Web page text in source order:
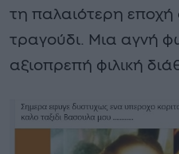
τη παλαιότερη εποχή
τραγούδι. Μια αγνή
αξιοπρεπή φιλική